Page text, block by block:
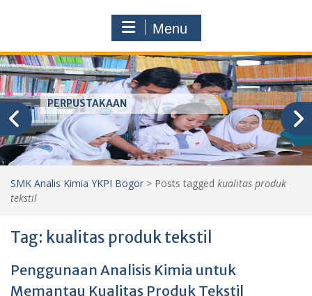
Menu
PERPUSTAKAAN
SMK Analis Kimia YKPI Bogor > Posts tagged kualitas produk
tekstil
Tag: kualitas produk tekstil
Penggunaan Analisis Kimia untuk
Memantau Kualitas Produk Tekstil